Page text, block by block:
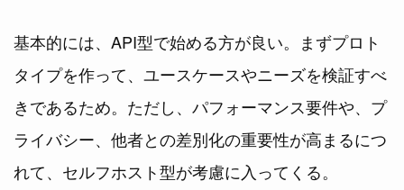
基本的には、API型で始める方が良い。まずプロト
タイプを作って、ユースケースやニーズを検証すべ
きであるため。ただし、パフォーマンス要件や、プ
ライバシー、他者との差別化の重要性が高まるにつ
れて、セルフホスト型が考慮に入ってくる。